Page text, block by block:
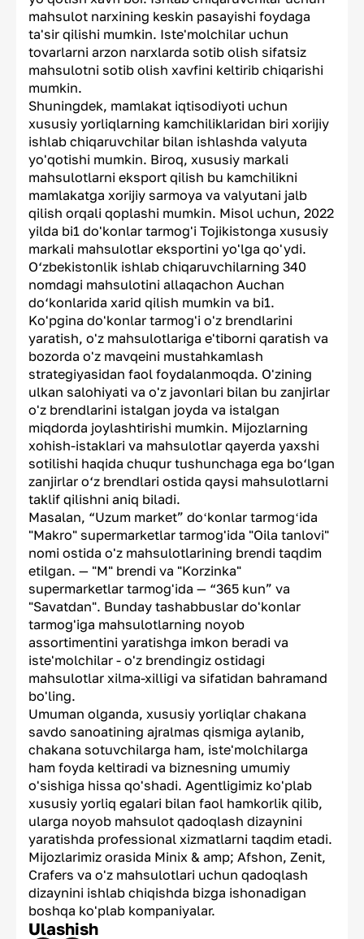
mahsulot narxining keskin pasayishi foydaga
ta'sir qilishi mumkin. Iste'molchilar uchun
tovarlarni arzon narxlarda sotib olish sifatsiz
mahsulotni sotib olish xavfini keltirib chiqarishi
mumkin.
Shuningdek, mamlakat iqtisodiyoti uchun
xususiy yorliqlarning kamchiliklaridan biri xorijiy
ishlab chiqaruvchilar bilan ishlashda valyuta
yo'qotishi mumkin. Biroq, xususiy markali
mahsulotlarni eksport qilish bu kamchilikni
mamlakatga xorijiy sarmoya va valyutani jalb
qilish orqali qoplashi mumkin. Misol uchun, 2022
yilda bi1 do'konlar tarmog'i Tojikistonga xususiy
markali mahsulotlar eksportini yo'lga qo'ydi.
O‘zbekistonlik ishlab chiqaruvchilarning 340
nomdagi mahsulotini allaqachon Auchan
do‘konlarida xarid qilish mumkin va bi1.
Ko'pgina do'konlar tarmog'i o'z brendlarini
yaratish, o'z mahsulotlariga e'tiborni qaratish va
bozorda o'z mavqeini mustahkamlash
strategiyasidan faol foydalanmoqda. O'zining
ulkan salohiyati va o'z javonlari bilan bu zanjirlar
o'z brendlarini istalgan joyda va istalgan
miqdorda joylashtirishi mumkin. Mijozlarning
xohish-istaklari va mahsulotlar qayerda yaxshi
sotilishi haqida chuqur tushunchaga ega bo‘lgan
zanjirlar o‘z brendlari ostida qaysi mahsulotlarni
taklif qilishni aniq biladi.
Masalan, “Uzum market” doʻkonlar tarmogʻida
"Makro" supermarketlar tarmog'ida "Oila tanlovi"
nomi ostida o'z mahsulotlarining brendi taqdim
etilgan. — "M" brendi va "Korzinka"
supermarketlar tarmog'ida — “365 kun” va
"Savatdan". Bunday tashabbuslar do'konlar
tarmog'iga mahsulotlarning noyob
assortimentini yaratishga imkon beradi va
iste'molchilar - o'z brendingiz ostidagi
mahsulotlar xilma-xilligi va sifatidan bahramand
bo'ling.
Umuman olganda, xususiy yorliqlar chakana
savdo sanoatining ajralmas qismiga aylanib,
chakana sotuvchilarga ham, iste'molchilarga
ham foyda keltiradi va biznesning umumiy
o'sishiga hissa qo'shadi. Agentligimiz ko'plab
xususiy yorliq egalari bilan faol hamkorlik qilib,
ularga noyob mahsulot qadoqlash dizaynini
yaratishda professional xizmatlarni taqdim etadi.
Mijozlarimiz orasida Minix & amp; Afshon, Zenit,
Crafers va o'z mahsulotlari uchun qadoqlash
dizaynini ishlab chiqishda bizga ishonadigan
boshqa ko'plab kompaniyalar.
Ulashish